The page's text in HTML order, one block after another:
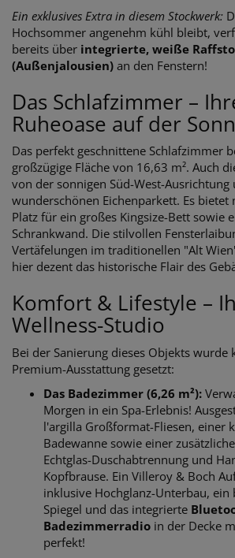
Ein exklusives Extra in diesem Stockwerk:
Hochsommer angenehm kühl bleibt,
bereits über integrierte, weiße
(Außenjalousien) an den Fenstern!
Das Schlafzimmer –
Ruheoase auf der
Das perfekt geschnittene Schlafzimmer
großzügige Fläche von 16,63 m². Auch
von der sonnigen Süd-West-Ausrichtung
wunderschönen Eichenparkett. Es bietet
Platz für ein großes Kingsize-Bett sowie
Schrankwand. Die stilvollen
Vertäfelungen im traditionellen "Alt
hier dezent das historische Flair des
Komfort & Lifestyle –
Wellness-Studio
Bei der Sanierung dieses Objekts wurde
Premium-Ausstattung gesetzt:
Das Badezimmer (6,26 m²):
Morgen in ein Spa-Erlebnis!
l'argilla Großformat-Fliesen, einer
Badewanne sowie einer
Echtglas-Duschabtrennung und
Kopfbrause. Ein Villeroy & Boch
inklusive Hochglanz-Unterbau, ein
Spiegel und das integrierte
Badezimmerradio in der Decke
perfekt!